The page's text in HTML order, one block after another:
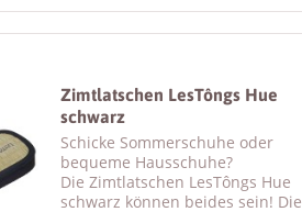
Zimtlatschen LesTôngs Hue
schwarz
Schicke Sommerschuhe oder
bequeme Hausschuhe?
Die Zimtlatschen LesTôngs Hue
schwarz können beides sein! Die